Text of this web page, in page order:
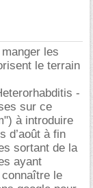
les
le terrain
-
sur ce
à introduire
d’août à fin
sortant de la
ayant
le